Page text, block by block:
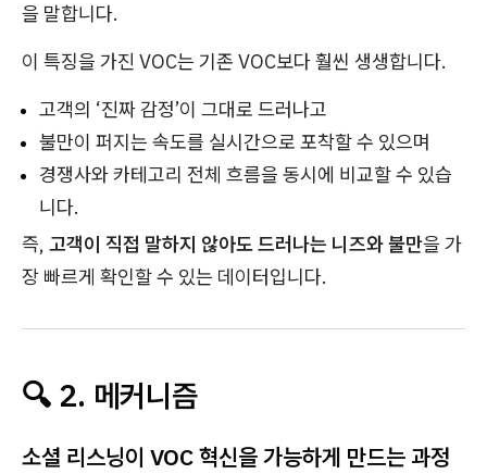
을 말합니다.
이 특징을 가진 VOC는 기존 VOC보다 훨씬 생생합니다.
고객의 ‘진짜 감정’이 그대로 드러나고
불만이 퍼지는 속도를 실시간으로 포착할 수 있으며
경쟁사와 카테고리 전체 흐름을 동시에 비교할 수 있습
니다.
즉, 고객이 직접 말하지 않아도 드러나는 니즈와 불만을 가
장 빠르게 확인할 수 있는 데이터입니다.
🔍 2. 메커니즘
소셜 리스닝이 VOC 혁신을 가능하게 만드는 과정